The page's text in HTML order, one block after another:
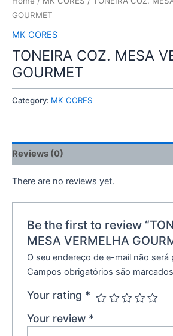
GOURMET
MK CORES
TONEIRA COZ. MESA
GOURMET
Category: MK CORES
Reviews (0)
There are no reviews yet.
Be the first to review
MESA VERMELHA
O seu endereço de e-mail não será
Campos obrigatórios são
Your rating *
Your review *